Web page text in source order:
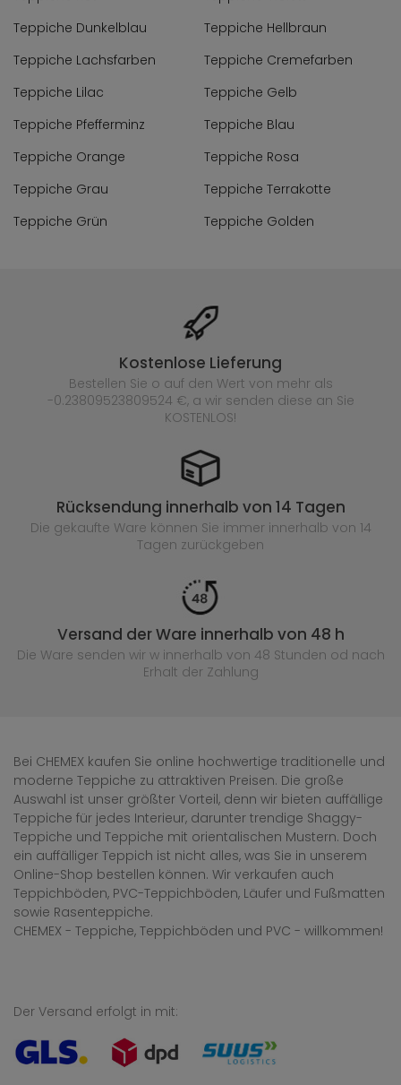
Teppiche Dunkelblau
Teppiche Hellbraun
Teppiche Lachsfarben
Teppiche Cremefarben
Teppiche Lilac
Teppiche Gelb
Teppiche Pfefferminz
Teppiche Blau
Teppiche Orange
Teppiche Rosa
Teppiche Grau
Teppiche Terrakotte
Teppiche Grün
Teppiche Golden
Kostenlose Lieferung
Bestellen Sie o auf den Wert von mehr als
-0.23809523809524 €, a wir senden diese an Sie
KOSTENLOS!
Rücksendung innerhalb von 14 Tagen
Die gekaufte Ware können Sie immer innerhalb von 14
Tagen zurückgeben
Versand der Ware innerhalb von 48 h
Die Ware senden wir w innerhalb von 48 Stunden od nach
Erhalt der Zahlung
Bei CHEMEX kaufen Sie online hochwertige traditionelle und
moderne Teppiche zu attraktiven Preisen. Die große
Auswahl ist unser größter Vorteil, denn wir bieten auffällige
Teppiche für jedes Interieur, darunter trendige Shaggy-
Teppiche und Teppiche mit orientalischen Mustern. Doch
ein auffälliger Teppich ist nicht alles, was Sie in unserem
Online-Shop bestellen können. Wir verkaufen auch
Teppichböden, PVC-Teppichböden, Läufer und Fußmatten
sowie Rasenteppiche.
CHEMEX - Teppiche, Teppichböden und PVC - willkommen!
Der Versand erfolgt in mit: